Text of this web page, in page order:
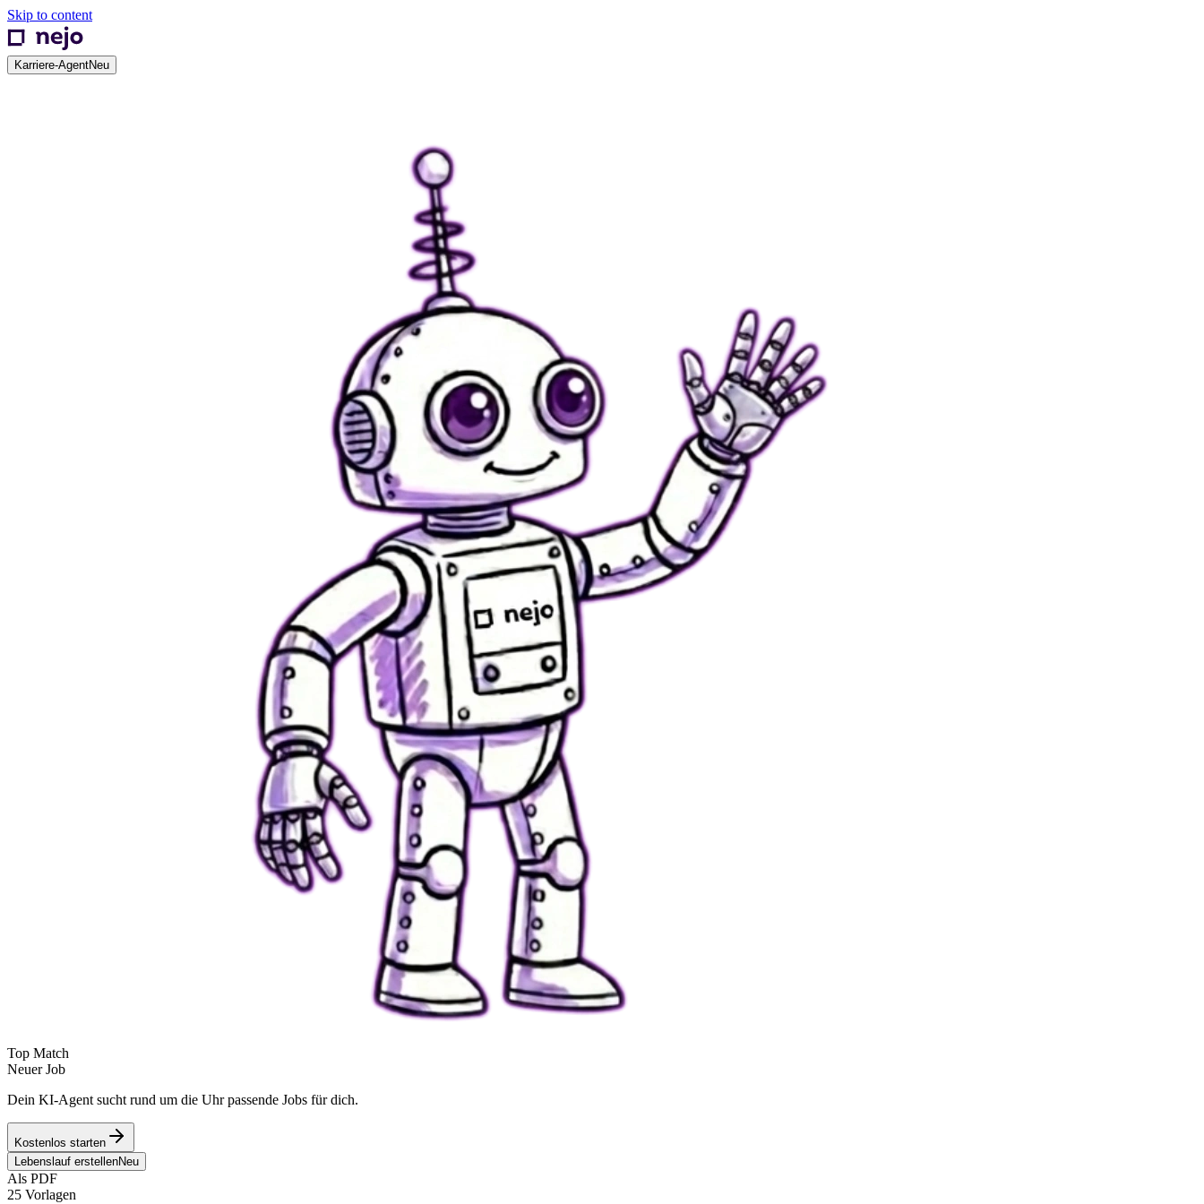
Skip to content
Karriere-AgentNeu
Top Match
Neuer Job
Dein KI-Agent sucht rund um die Uhr passende Jobs für dich.
Kostenlos starten
Lebenslauf erstellenNeu
Als PDF
25 Vorlagen